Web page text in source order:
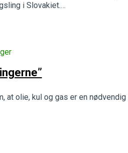
i Slovakiet.…
at olie, kul og gas er en nødvendig